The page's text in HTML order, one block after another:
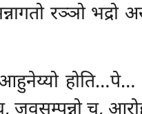
रञ्ञो भद्रो
होति…पे…